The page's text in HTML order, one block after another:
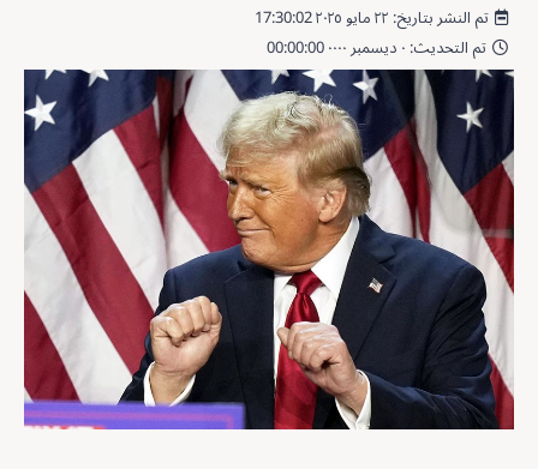
تم النشر بتاريخ: ٢٢ مايو ٢٠٢٥ 17:30:02
تم التحديث: ٠ ديسمبر ٠٠٠٠ 00:00:00